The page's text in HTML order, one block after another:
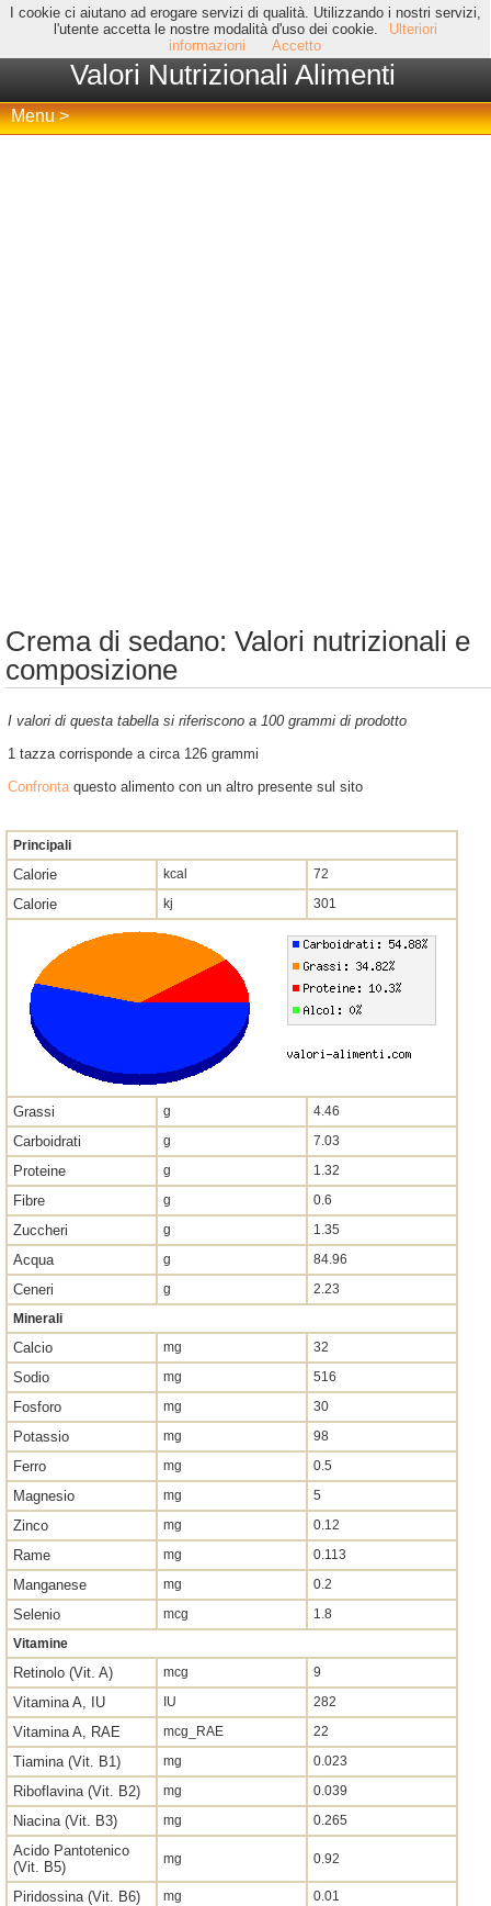
I cookie ci aiutano ad erogare servizi di qualità. Utilizzando i nostri servizi,
l'utente accetta le nostre modalità d'uso dei cookie.
Ulteriori
informazioni
Accetto
Valori Nutrizionali Alimenti
Menu >
Crema di sedano: Valori nutrizionali e
composizione
I valori di questa tabella si riferiscono a 100 grammi di prodotto
1 tazza corrisponde a circa 126 grammi
Confrontaquesto alimento con un altro presente sul sito
Principali
Calorie kcal 72
Calorie kj 301
Grassi g 4.46
Carboidrati g 7.03
Proteine g 1.32
Fibre g 0.6
Zuccheri g 1.35
Acqua g 84.96
Ceneri g
2.23
Minerali
Calcio mg 32
Sodio mg 516
Fosforo mg 30
Potassio mg 98
Ferro mg 0.5
Magnesio mg 5
Zinco mg 0.12
Rame mg 0.113
Manganese mg 0.2
Selenio mcg
1.8
Vitamine
Retinolo (Vit. A) mcg 9
Vitamina A, IU IU 282
Vitamina A, RAE mcg_RAE 22
Tiamina (Vit. B1) mg 0.023
Riboflavina (Vit. B2) mg 0.039
Niacina (Vit. B3) mg 0.265
Acido Pantotenico
(Vit. B5)
mg 0.92
Piridossina (Vit. B6) mg 0.01